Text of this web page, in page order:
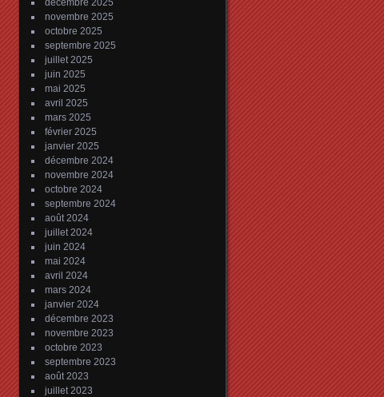
décembre 2025
novembre 2025
octobre 2025
septembre 2025
juillet 2025
juin 2025
mai 2025
avril 2025
mars 2025
février 2025
janvier 2025
décembre 2024
novembre 2024
octobre 2024
septembre 2024
août 2024
juillet 2024
juin 2024
mai 2024
avril 2024
mars 2024
janvier 2024
décembre 2023
novembre 2023
octobre 2023
septembre 2023
août 2023
juillet 2023